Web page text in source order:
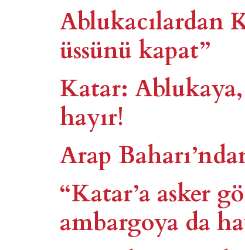
Ablukacılardan
üssünü kapat”
Katar: Ablukaya,
hayır!
Arap
“Katar’a asker
ambargoya da